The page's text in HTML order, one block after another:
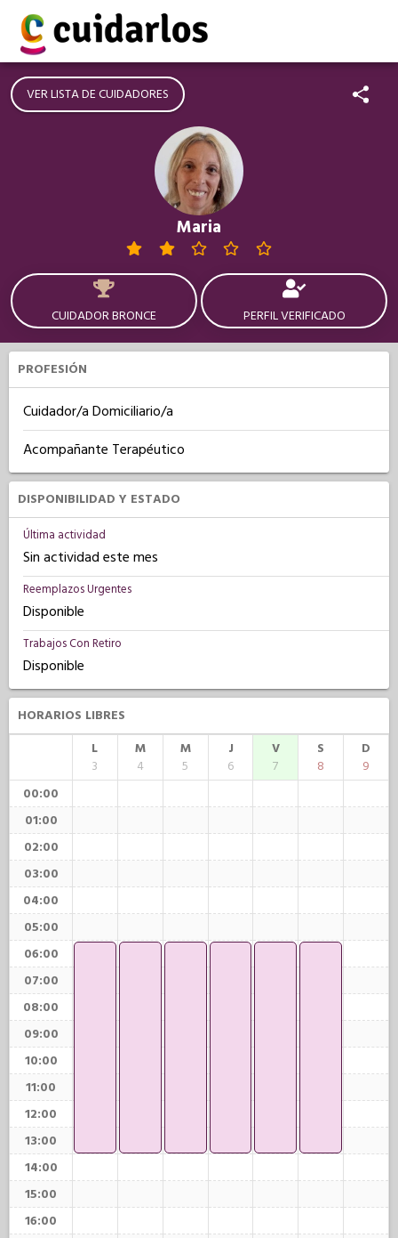
VER LISTA DE CUIDADORES
Maria
CUIDADOR BRONCE PERFIL VERIFICADO
PROFESIÓN
Cuidador/a Domiciliario/a
Acompañante Terapéutico
DISPONIBILIDAD Y ESTADO
Última actividad
Sin actividad este mes
Reemplazos Urgentes
Disponible
Trabajos Con Retiro
Disponible
HORARIOS LIBRES
L
3
M
4
M
5
J
6
V
7
S
8
D
9
00:00
01:00
02:00
03:00
04:00
05:00
06:00
07:00
08:00
09:00
10:00
11:00
12:00
13:00
14:00
15:00
16:00